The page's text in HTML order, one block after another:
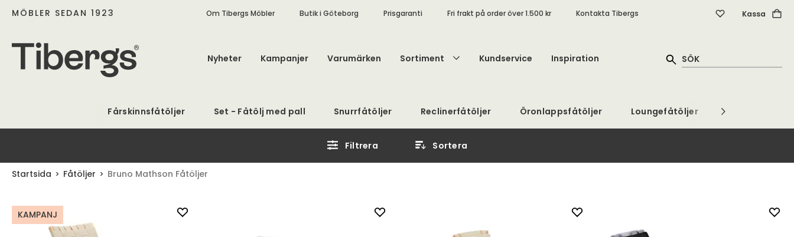
MÖBLER SEDAN 1923 Om Tibergs Möbler Butik i Göteborg Prisgaranti Fri frakt på order över 1.500 kr Kontakta Tibergs Kassa
Nyheter Kampanjer Varumärken Sortiment Kundservice Inspiration
Fårskinnsfåtöljer Set - Fåtölj med pall Snurrfåtöljer Reclinerfåtöljer Öronlappsfåtöljer Loungefåtöljer
Filtrera Sortera
Startsida Fåtöljer Bruno Mathson Fåtöljer
KAMPANJ